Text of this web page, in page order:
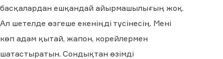
басқалардан ешқандай айырмашылығың жоқ.
Ал шетелде өзгеше екеніңді түсінесің. Мені
көп адам қытай, жапон, корейлермен
шатастыратын. Сондықтан өзімді